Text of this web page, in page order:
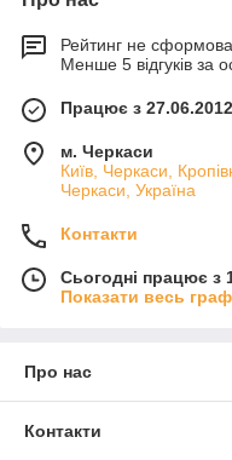
Рейтинг не
Менше 5 відгуків за
Працює з 27.06.2012
м. Черкаси
Київ, Черкаси,
Черкаси, Україна
Контакти
Сьогодні працює з
Показати весь
Про нас
Контакти